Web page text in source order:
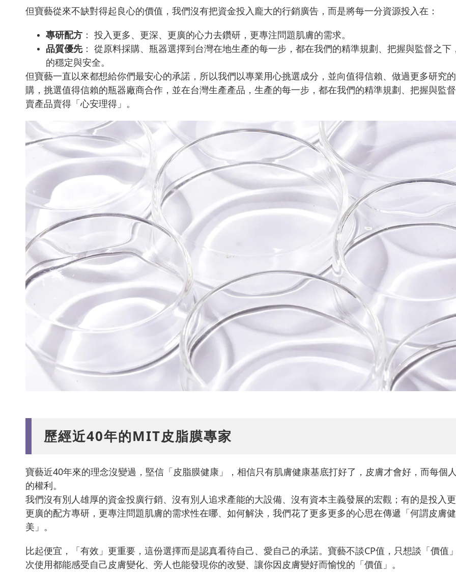
但寶藝從來不缺對得起良心的價值，我們沒有把資金投入龐大的行銷廣告，而是將每一分資源投入在：
專研配方 ： 投入更多、更深、更廣的心力去鑽研，更專注問題肌膚的需求。
品質優先： 從原料採購、瓶器選擇到台灣在地生產的每一步，都在我們的精準規劃、把握與監督之下
的穩定與安全。
但寶藝一直以來都想給你們最安心的承諾，所以我們以專業用心挑選成分，並向值得信賴、做過更多研究
購，挑選值得信賴的瓶器廠商合作，並在台灣生產產品，生產的每一步，都在我們的精準規劃、把握與監
賣產品賣得「心安理得」。
歷經近40年的MIT皮脂膜專家
寶藝近40年來的理念沒變過，堅信「皮脂膜健康」，相信只有肌膚健康基底打好了，皮膚才會好，而每個
的權利。
我們沒有別人雄厚的資金投廣行銷、沒有別人追求產能的大設備、沒有資本主義發展的宏觀；有的是投入
更廣的配方專研，更專注問題肌膚的需求性在哪、如何解決，我們花了更多更多的心思在傳遞「何謂皮膚
美」。
比起便宜，「有效」更重要，這份選擇而是認真看待自己、愛自己的承諾。寶藝不談CP值，只想談「價值
次使用都能感受自己皮膚變化、旁人也能發現你的改變、讓你因皮膚變好而愉悅的「價值」。